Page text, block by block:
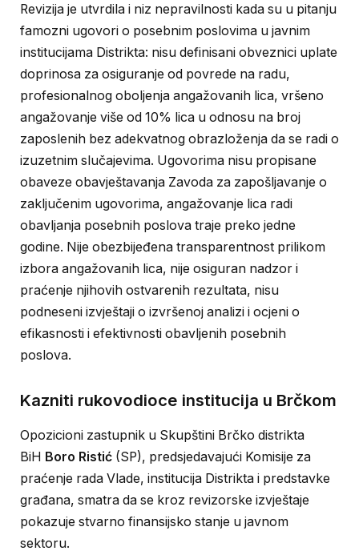
Revizija je utvrdila i niz nepravilnosti kada su u pitanju
famozni ugovori o posebnim poslovima u javnim
institucijama Distrikta: nisu definisani obveznici uplate
doprinosa za osiguranje od povrede na radu,
profesionalnog oboljenja angažovanih lica, vršeno
angažovanje više od 10% lica u odnosu na broj
zaposlenih bez adekvatnog obrazloženja da se radi o
izuzetnim slučajevima. Ugovorima nisu propisane
obaveze obavještavanja Zavoda za zapošljavanje o
zaključenim ugovorima, angažovanje lica radi
obavljanja posebnih poslova traje preko jedne
godine. Nije obezbijeđena transparentnost prilikom
izbora angažovanih lica, nije osiguran nadzor i
praćenje njihovih ostvarenih rezultata, nisu
podneseni izvještaji o izvršenoj analizi i ocjeni o
efikasnosti i efektivnosti obavljenih posebnih
poslova.
Kazniti rukovodioce institucija u Brčkom
Opozicioni zastupnik u Skupštini Brčko distrikta
BiH Boro Ristić (SP), predsjedavajući Komisije za
praćenje rada Vlade, institucija Distrikta i predstavke
građana, smatra da se kroz revizorske izvještaje
pokazuje stvarno finansijsko stanje u javnom
sektoru.